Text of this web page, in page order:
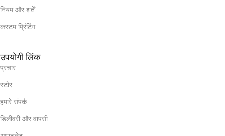
नियम और शर्तें
कस्टम प्रिंटिंग
उपयोगी लिंक
प्रचार
स्टोर
हमारे संपर्क
डिलीवरी और वापसी